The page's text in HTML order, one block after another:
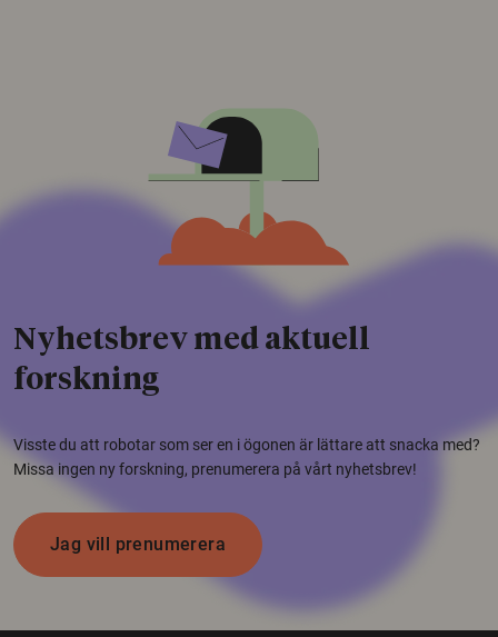
Nyhetsbrev med aktuell
forskning
Visste du att robotar som ser en i ögonen är lättare att snacka med?
Missa ingen ny forskning, prenumerera på vårt nyhetsbrev!
Jag vill prenumerera